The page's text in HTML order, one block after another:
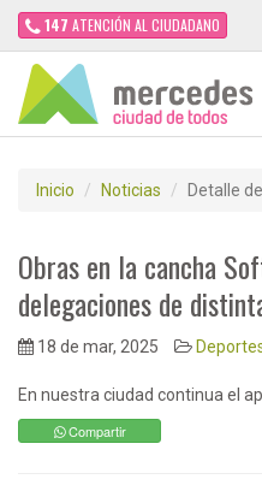
147 ATENCIÓN AL CIUDADANO
Inicio Noticias Detalle
Obras en la cancha
delegaciones de
18 de mar, 2025
En nuestra ciudad continua el
Compartir